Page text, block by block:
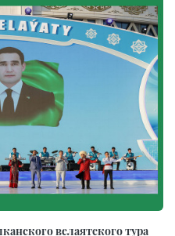
велаятского тура